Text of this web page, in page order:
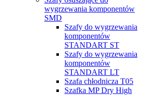
wygrzewania komponentów
SMD
Szafy do wygrzewania
komponentów
STANDART ST
Szafy do wygrzewania
komponentów
STANDART LT
Szafa chłodnicza T05
Szafka MP Dry High